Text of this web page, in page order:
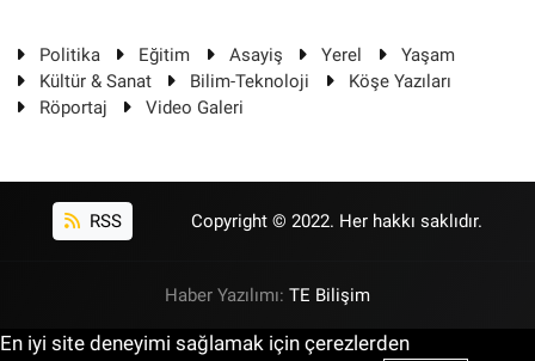
Politika Eğitim Asayiş Yerel
Yaşam
Kültür & Sanat
Bilim-Teknoloji
Köşe Yazıları
Röportaj
Video Galeri
RSS Copyright © 2022. Her hakkı saklıdır.
Haber Yazılımı: TE Bilişim
En iyi site deneyimi sağlamak için çerezlerden